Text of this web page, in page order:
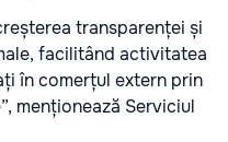
transparenței și
facilitând activitatea
în comerțul extern prin
menționează Serviciul